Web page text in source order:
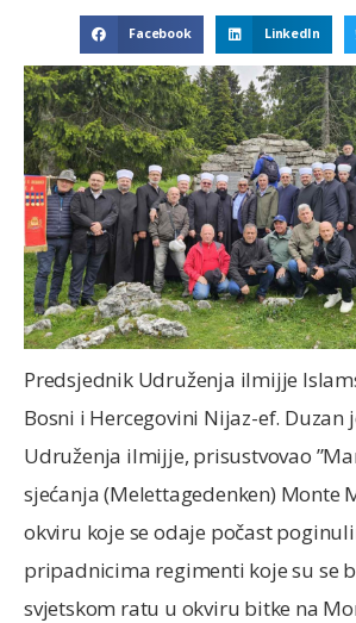
Facebook LinkedIn
Predsjednik Udruženja ilmijje
Bosni i Hercegovini Nijaz-ef. Duzan
Udruženja ilmijje, prisustvovao
sjećanja (Melettagedenken) Monte
okviru koje se odaje počast
pripadnicima regimenti koje su se
svjetskom ratu u okviru bitke na